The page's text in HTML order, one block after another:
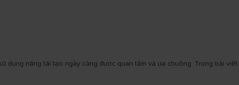
dụng năng tái tạo ngày càng được quan tâm và ưa chuộng. Trong bài